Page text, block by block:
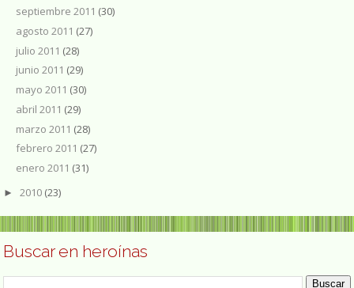
septiembre 2011 (30)
agosto 2011 (27)
julio 2011 (28)
junio 2011 (29)
mayo 2011 (30)
abril 2011 (29)
marzo 2011 (28)
febrero 2011 (27)
enero 2011 (31)
► 2010 (23)
Buscar en heroínas